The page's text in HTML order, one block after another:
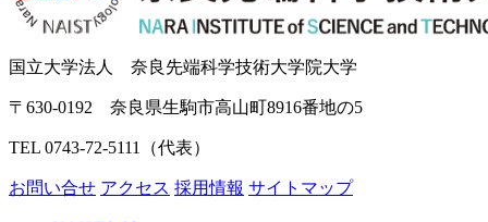
国立大学法人 奈良先端科学技術大学院大学
〒630-0192 奈良県生駒市高山町8916番地の5
TEL 0743-72-5111（代表）
お問い合せ アクセス 採用情報 サイトマップ